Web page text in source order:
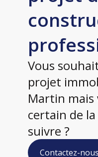
Vous
projet
Martin mais
certain de
suivre ?
Contactez-nous